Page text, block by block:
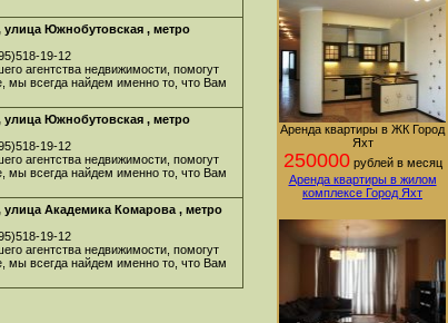
Южнобутовская , метро
19-12
агентства недвижимости, помогут
мы всегда найдем именно то, что Вам
Южнобутовская , метро
19-12
агентства недвижимости, помогут
мы всегда найдем именно то, что Вам
Академика Комарова , метро
19-12
агентства недвижимости, помогут
мы всегда найдем именно то, что Вам
Аренда квартиры в ЖК Город
Яхт
250000рублей в месяц
Аренда квартиры в жилом
комплексе Город Яхт